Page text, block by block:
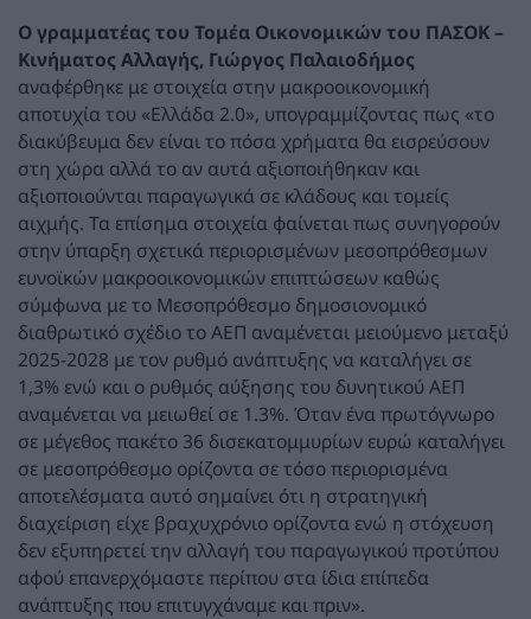
Ο γραμματέας του Τομέα Οικονομικών του ΠΑΣΟΚ –
Κινήματος Αλλαγής, Γιώργος Παλαιοδήμος
αναφέρθηκε με στοιχεία στην μακροοικονομική
αποτυχία του «Ελλάδα 2.0», υπογραμμίζοντας πως «το
διακύβευμα δεν είναι το πόσα χρήματα θα εισρεύσουν
στη χώρα αλλά το αν αυτά αξιοποιήθηκαν και
αξιοποιούνται παραγωγικά σε κλάδους και τομείς
αιχμής. Τα επίσημα στοιχεία φαίνεται πως συνηγορούν
στην ύπαρξη σχετικά περιορισμένων μεσοπρόθεσμων
ευνοϊκών μακροοικονομικών επιπτώσεων καθώς
σύμφωνα με το Μεσοπρόθεσμο δημοσιονομικό
διαθρωτικό σχέδιο το ΑΕΠ αναμένεται μειούμενο μεταξύ
2025-2028 με τον ρυθμό ανάπτυξης να καταλήγει σε
1,3% ενώ και ο ρυθμός αύξησης του δυνητικού ΑΕΠ
αναμένεται να μειωθεί σε 1.3%. Όταν ένα πρωτόγνωρο
σε μέγεθος πακέτο 36 δισεκατομμυρίων ευρώ καταλήγει
σε μεσοπρόθεσμο ορίζοντα σε τόσο περιορισμένα
αποτελέσματα αυτό σημαίνει ότι η στρατηγική
διαχείριση είχε βραχυχρόνιο ορίζοντα ενώ η στόχευση
δεν εξυπηρετεί την αλλαγή του παραγωγικού προτύπου
αφού επανερχόμαστε περίπου στα ίδια επίπεδα
ανάπτυξης που επιτυγχάναμε και πριν».